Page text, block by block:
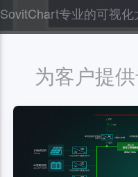
SovitChart专业的可视
为客户提